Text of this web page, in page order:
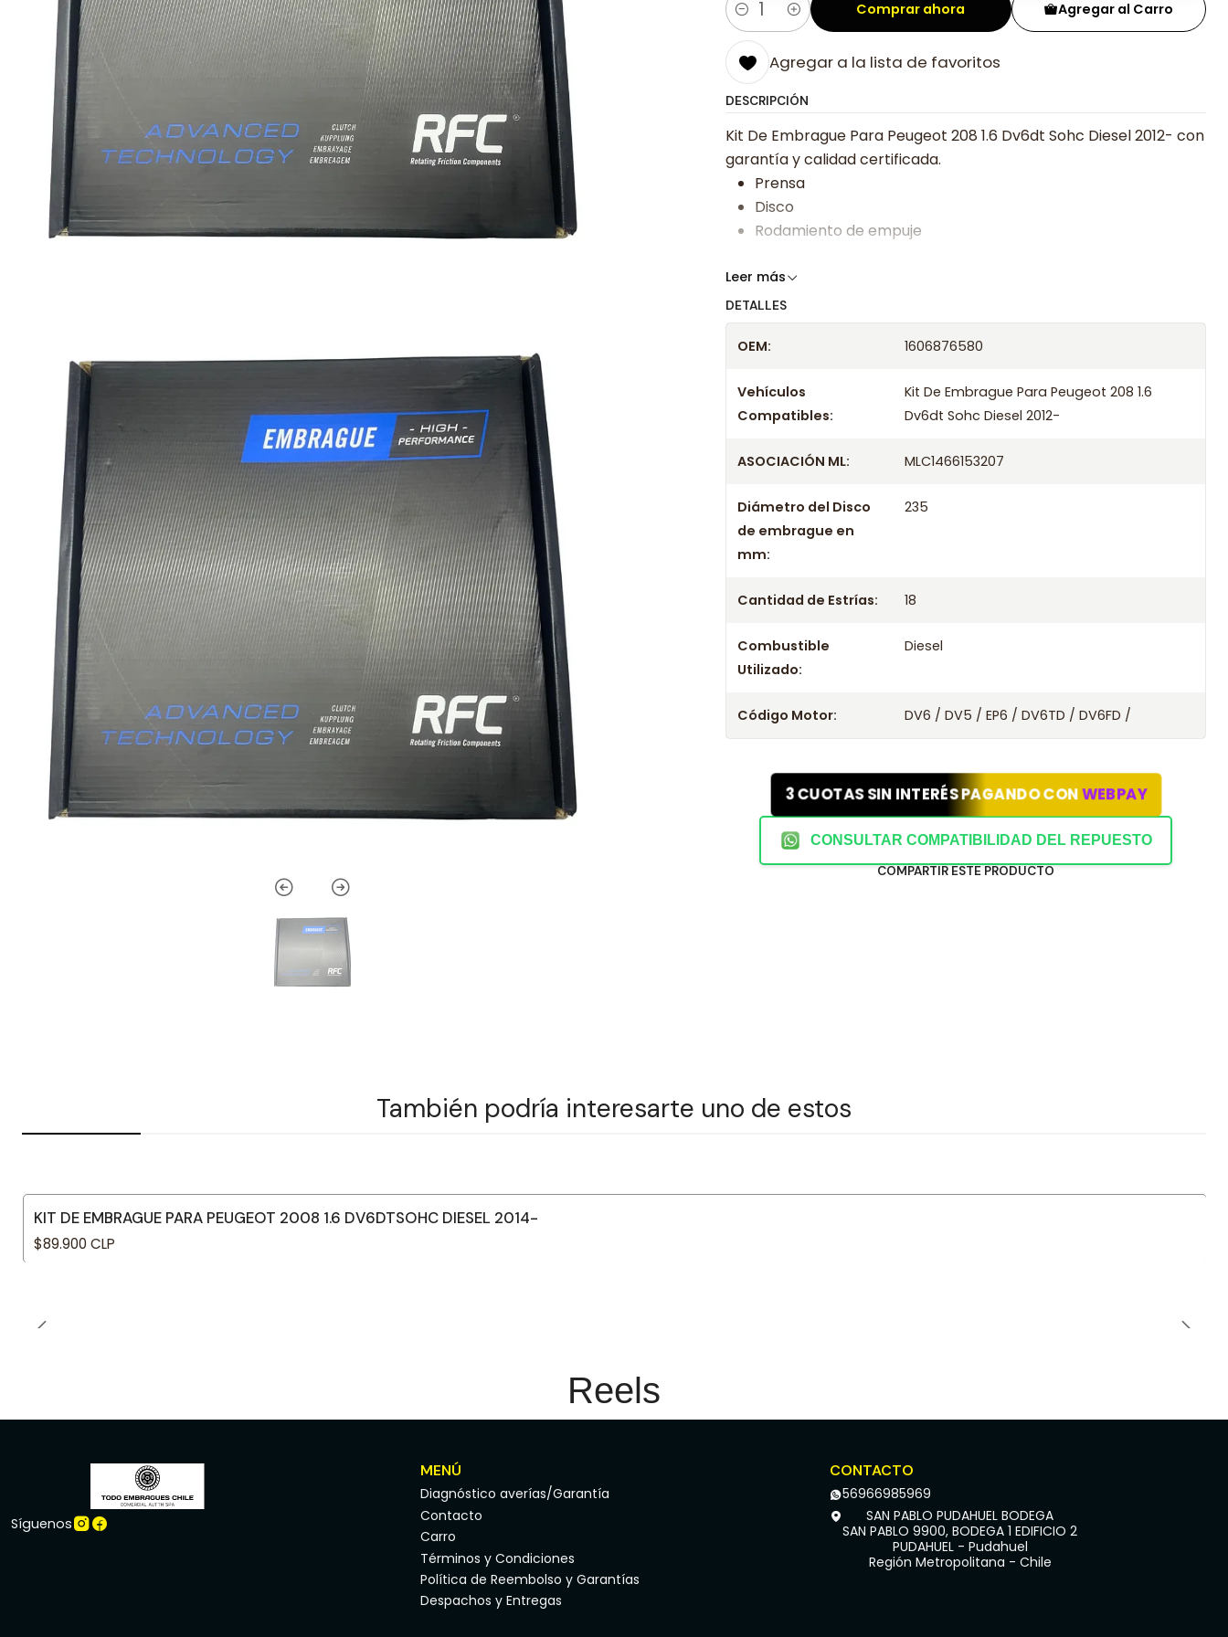
Cantidad
Agregar al Carro
Comprar ahora
Agregar a la lista de favoritos
DESCRIPCIÓN
Kit De Embrague Para Peugeot 208 1.6 Dv6dt Sohc Diesel 2012- con
garantía y calidad certificada.
Prensa
Disco
Rodamiento de empuje
Somos especialistas en embragues desde 2019, ofreciendo precios
confirmación.
Leer más
DETALLES
OEM: 1606876580
Vehículos
Compatibles:
Kit De Embrague Para Peugeot 208 1.6
Dv6dt Sohc Diesel 2012-
ASOCIACIÓN ML: MLC1466153207
Diámetro del Disco
de embrague en
mm:
235
Cantidad de Estrías: 18
Combustible
Utilizado:
Diesel
Código Motor: DV6 / DV5 / EP6 / DV6TD / DV6FD /
3 CUOTAS SIN INTERÉS PAGANDO CONWEBPAY
CONSULTAR COMPATIBILIDAD DEL REPUESTO
COMPARTIR ESTE PRODUCTO
También podría interesarte uno de estos
KIT DE EMBRAGUE PARA PEUGEOT 2008 1.6 DV6DTSOHC DIESEL 2014-
$89.900 CLP
Reels
Síguenos
MENÚ
Diagnóstico averías/Garantía
Contacto
Carro
Términos y Condiciones
Política de Reembolso y Garantías
Despachos y Entregas
CONTACTO
56966985969
SAN PABLO PUDAHUEL BODEGA
SAN PABLO 9900, BODEGA 1 EDIFICIO 2
PUDAHUEL - Pudahuel
Región Metropolitana - Chile